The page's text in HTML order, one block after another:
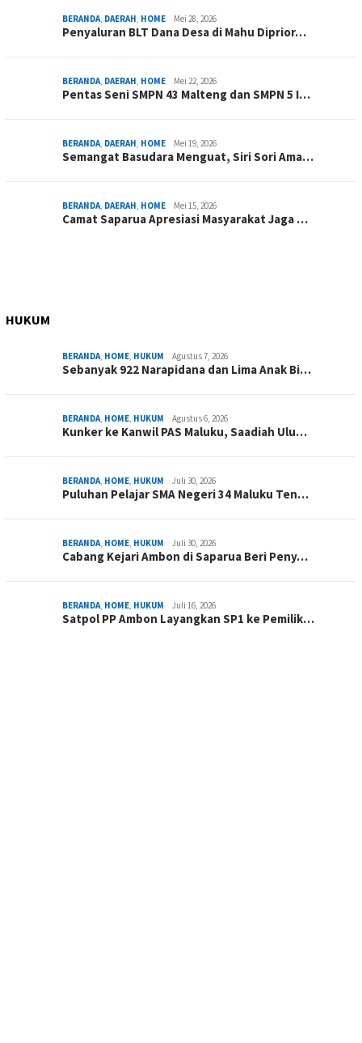
BERANDA DAERAH HOME Mei 28, 2026
Penyaluran BLT Dana Desa di Mahu Diprior…
BERANDA DAERAH HOME Mei 22, 2026
Pentas Seni SMPN 43 Malteng dan SMPN 5 I…
BERANDA DAERAH HOME Mei 19, 2026
Semangat Basudara Menguat, Siri Sori Ama…
BERANDA DAERAH HOME Mei 15, 2026
Camat Saparua Apresiasi Masyarakat Jaga …
HUKUM
BERANDA HOME HUKUM Agustus 7, 2026
Sebanyak 922 Narapidana dan Lima Anak Bi…
BERANDA HOME HUKUM Agustus 6, 2026
Kunker ke Kanwil PAS Maluku, Saadiah Ulu…
BERANDA HOME HUKUM Juli 30, 2026
Puluhan Pelajar SMA Negeri 34 Maluku Ten…
BERANDA HOME HUKUM Juli 30, 2026
Cabang Kejari Ambon di Saparua Beri Peny…
BERANDA HOME HUKUM Juli 16, 2026
Satpol PP Ambon Layangkan SP1 ke Pemilik…